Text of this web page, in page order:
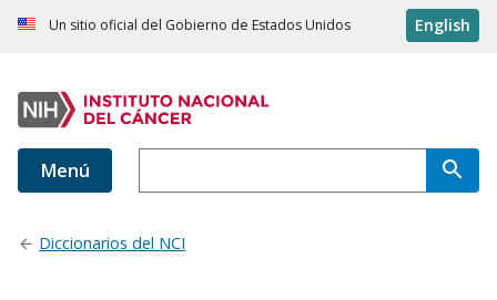
Un sitio oficial del Gobierno de Estados Unidos English
Menú
Diccionarios del NCI